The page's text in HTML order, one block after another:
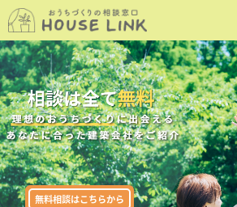
無料相談はこちらから